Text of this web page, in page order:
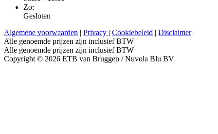
Zo:
Gesloten
Algemene voorwaarden | Privacy | Cookiebeleid | Disclaimer
Alle genoemde prijzen zijn inclusief BTW
Alle genoemde prijzen zijn inclusief BTW
Copyright © 2026 ETB van Bruggen / Nuvola Blu BV